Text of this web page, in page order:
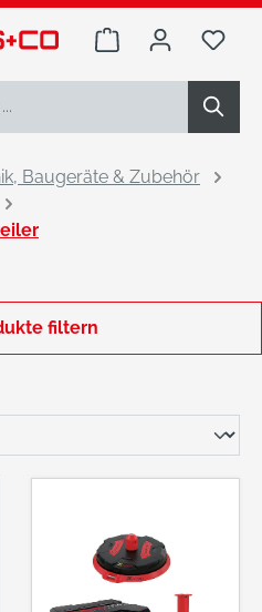
Warenkorb Du
Baugeräte & Zubehör
filtern